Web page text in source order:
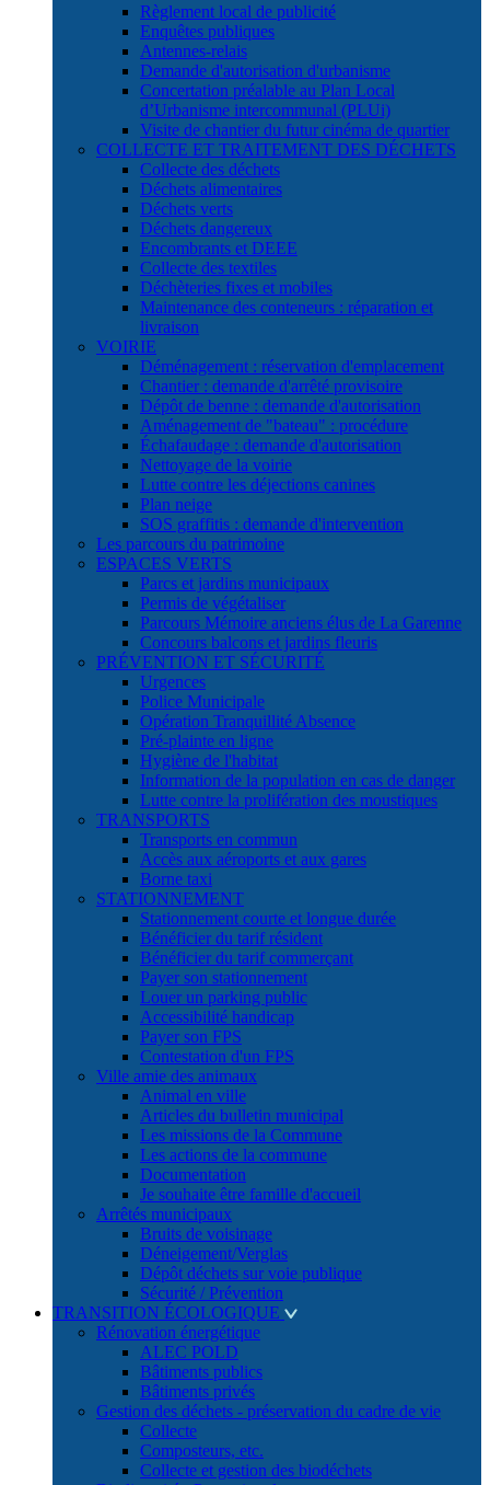
Règlement local de publicité
Enquêtes publiques
Antennes-relais
Demande d'autorisation d'urbanisme
Concertation préalable au Plan Local
d’Urbanisme intercommunal (PLUi)
Visite de chantier du futur cinéma de quartier
COLLECTE ET TRAITEMENT DES DÉCHETS
Collecte des déchets
Déchets alimentaires
Déchets verts
Déchets dangereux
Encombrants et DEEE
Collecte des textiles
Déchèteries fixes et mobiles
Maintenance des conteneurs : réparation et
livraison
VOIRIE
Déménagement : réservation d'emplacement
Chantier : demande d'arrêté provisoire
Dépôt de benne : demande d'autorisation
Aménagement de "bateau" : procédure
Échafaudage : demande d'autorisation
Nettoyage de la voirie
Lutte contre les déjections canines
Plan neige
SOS graffitis : demande d'intervention
Les parcours du patrimoine
ESPACES VERTS
Parcs et jardins municipaux
Permis de végétaliser
Parcours Mémoire anciens élus de La Garenne
Concours balcons et jardins fleuris
PRÉVENTION ET SÉCURITÉ
Urgences
Police Municipale
Opération Tranquillité Absence
Pré-plainte en ligne
Hygiène de l'habitat
Information de la population en cas de danger
Lutte contre la prolifération des moustiques
TRANSPORTS
Transports en commun
Accès aux aéroports et aux gares
Borne taxi
STATIONNEMENT
Stationnement courte et longue durée
Bénéficier du tarif résident
Bénéficier du tarif commerçant
Payer son stationnement
Louer un parking public
Accessibilité handicap
Payer son FPS
Contestation d'un FPS
Ville amie des animaux
Animal en ville
Articles du bulletin municipal
Les missions de la Commune
Les actions de la commune
Documentation
Je souhaite être famille d'accueil
Arrêtés municipaux
Bruits de voisinage
Déneigement/Verglas
Dépôt déchets sur voie publique
Sécurité / Prévention
TRANSITION ÉCOLOGIQUE
Rénovation énergétique
ALEC POLD
Bâtiments publics
Bâtiments privés
Gestion des déchets - préservation du cadre de vie
Collecte
Composteurs, etc.
Collecte et gestion des biodéchets